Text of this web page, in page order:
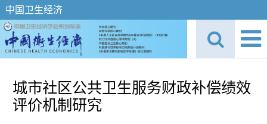
中国卫生经济
城市社区公共卫生服务财政补偿绩效
评价机制研究